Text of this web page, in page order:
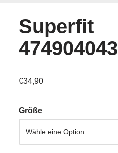
Superfit
474904043
€34,90
Größe